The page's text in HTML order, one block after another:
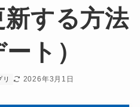
新する方法
ト）
2026年3月1日